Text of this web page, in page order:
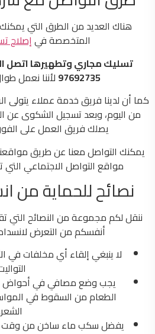
هناك العديد من الطرق التي
المتخصصة فيإصلاح
97692735 لأننا نعمل
كما أن لدينا فريق خدمة عملاء
من اليوم، وبعد تسجيل الشكوى عن
يصلك فريق العمل على
يمكنك التواصل معنا عن طريق
مواقع التواصل الاجتماعي
نصائح للحماية من
ننقل لكم مجموعة من النصائح التي
أنفسكم من التعرض
لا ينبغي إلقاء أي مخلفات في
يجب وضع مصافي في أحواض
الطعام من السقوط في
يفضل سكب ماء ساخن من وقت